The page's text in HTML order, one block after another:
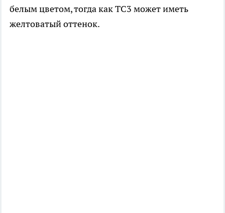
белым цветом, тогда как ТС3 может иметь
желтоватый оттенок.